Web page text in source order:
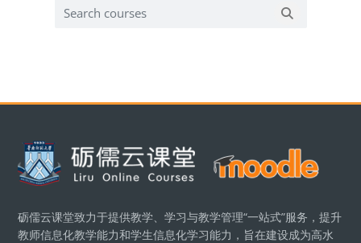
Search courses
版块
砺儒云课堂致力于提供教学、学习与教学管理“一站式”服务，提升
教师信息化教学能力和学生信息化学习能力，旨在建设成为高水